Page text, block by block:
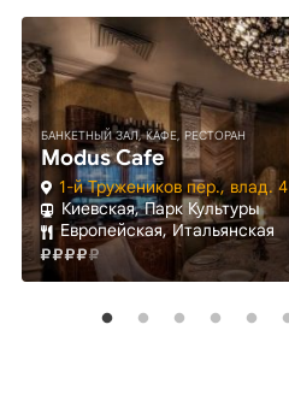
БАНКЕТНЫЙ ЗАЛ, КАФЕ, РЕСТОРАН
Modus Cafe
1-й Тружеников пер., влад. 4
Киевская, Парк Культуры
Европейская, Итальянская